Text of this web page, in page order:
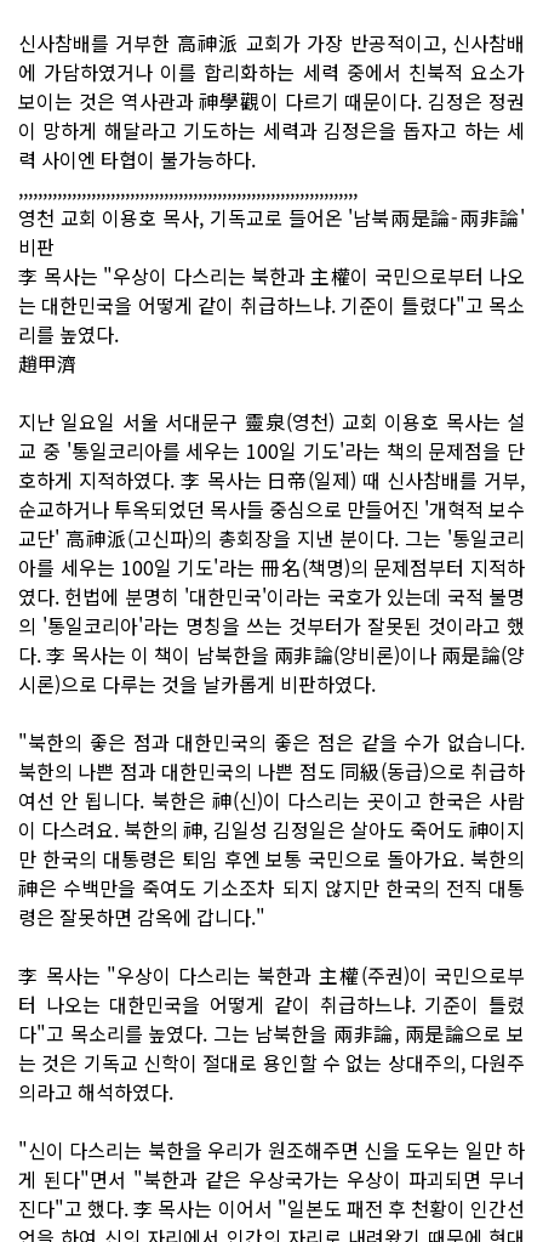
신사참배를 거부한 高神派 교회가 가장 반공적이고, 신사참배
에 가담하였거나 이를 합리화하는 세력 중에서 친북적 요소가
보이는 것은 역사관과 神學觀이 다르기 때문이다. 김정은 정권
이 망하게 해달라고 기도하는 세력과 김정은을 돕자고 하는 세
력 사이엔 타협이 불가능하다.
,,,,,,,,,,,,,,,,,,,,,,,,,,,,,,,,,,,,,,,,,,,,,,,,,,,,,,,,,,,,,,,,,,,,,,
영천 교회 이용호 목사, 기독교로 들어온 '남북兩是論-兩非論'
비판
李 목사는 "우상이 다스리는 북한과 主權이 국민으로부터 나오
는 대한민국을 어떻게 같이 취급하느냐. 기준이 틀렸다"고 목소
리를 높였다.
趙甲濟
지난 일요일 서울 서대문구 靈泉(영천) 교회 이용호 목사는 설
교 중 '통일코리아를 세우는 100일 기도'라는 책의 문제점을 단
호하게 지적하였다. 李 목사는 日帝(일제) 때 신사참배를 거부,
순교하거나 투옥되었던 목사들 중심으로 만들어진 '개혁적 보수
교단' 高神派(고신파)의 총회장을 지낸 분이다. 그는 '통일코리
아를 세우는 100일 기도'라는 冊名(책명)의 문제점부터 지적하
였다. 헌법에 분명히 '대한민국'이라는 국호가 있는데 국적 불명
의 '통일코리아'라는 명칭을 쓰는 것부터가 잘못된 것이라고 했
다. 李 목사는 이 책이 남북한을 兩非論(양비론)이나 兩是論(양
시론)으로 다루는 것을 날카롭게 비판하였다.
"북한의 좋은 점과 대한민국의 좋은 점은 같을 수가 없습니다.
북한의 나쁜 점과 대한민국의 나쁜 점도 同級(동급)으로 취급하
여선 안 됩니다. 북한은 神(신)이 다스리는 곳이고 한국은 사람
이 다스려요. 북한의 神, 김일성 김정일은 살아도 죽어도 神이지
만 한국의 대통령은 퇴임 후엔 보통 국민으로 돌아가요. 북한의
神은 수백만을 죽여도 기소조차 되지 않지만 한국의 전직 대통
령은 잘못하면 감옥에 갑니다."
李 목사는 "우상이 다스리는 북한과 主權(주권)이 국민으로부
터 나오는 대한민국을 어떻게 같이 취급하느냐. 기준이 틀렸
다"고 목소리를 높였다. 그는 남북한을 兩非論, 兩是論으로 보
는 것은 기독교 신학이 절대로 용인할 수 없는 상대주의, 다원주
의라고 해석하였다.
"신이 다스리는 북한을 우리가 원조해주면 신을 도우는 일만 하
게 된다"면서 "북한과 같은 우상국가는 우상이 파괴되면 무너
진다"고 했다. 李 목사는 이어서 "일본도 패전 후 천황이 인간선